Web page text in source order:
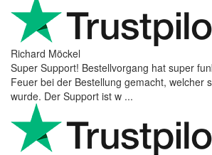
Richard Möckel
Super Support! Bestellvorgang hat super
Feuer bei der Bestellung gemacht, welcher
wurde. Der Support ist w ...